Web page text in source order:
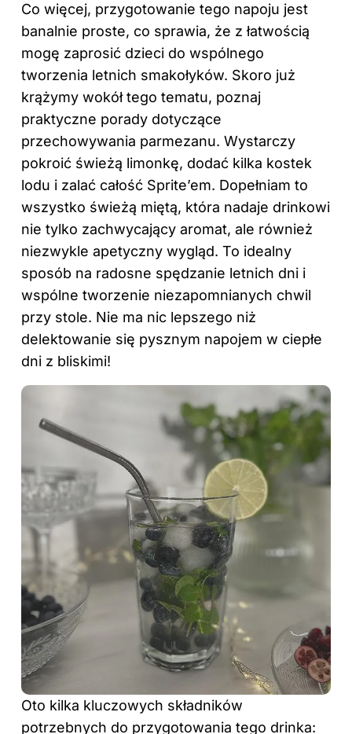
Co więcej, przygotowanie tego napoju jest
banalnie proste, co sprawia, że z łatwością
mogę zaprosić dzieci do wspólnego
tworzenia letnich smakołyków. Skoro już
krążymy wokół tego tematu, poznaj
praktyczne porady dotyczące
przechowywania parmezanu. Wystarczy
pokroić świeżą limonkę, dodać kilka kostek
lodu i zalać całość Sprite’em. Dopełniam to
wszystko świeżą miętą, która nadaje drinkowi
nie tylko zachwycający aromat, ale również
niezwykle apetyczny wygląd. To idealny
sposób na radosne spędzanie letnich dni i
wspólne tworzenie niezapomnianych chwil
przy stole. Nie ma nic lepszego niż
delektowanie się pysznym napojem w ciepłe
dni z bliskimi!
Oto kilka kluczowych składników
potrzebnych do przygotowania tego drinka: